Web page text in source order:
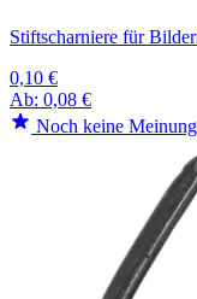
Stiftscharniere für
0,10 €
Ab: 0,08 €
Noch keine